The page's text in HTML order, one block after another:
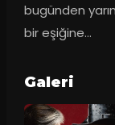
bugünden
bir eşiğine…
Galeri